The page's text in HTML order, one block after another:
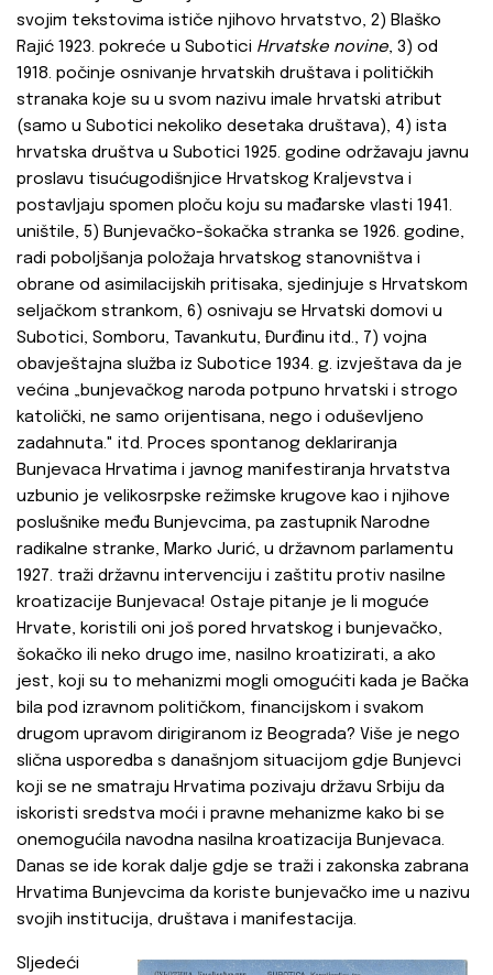
svojim tekstovima ističe njihovo hrvatstvo, 2) Blaško
Rajić 1923. pokreće u Subotici Hrvatske novine, 3) od
1918. počinje osnivanje hrvatskih društava i političkih
stranaka koje su u svom nazivu imale hrvatski atribut
(samo u Subotici nekoliko desetaka društava), 4) ista
hrvatska društva u Subotici 1925. godine održavaju javnu
proslavu tisućugodišnjice Hrvatskog Kraljevstva i
postavljaju spomen ploču koju su mađarske vlasti 1941.
uništile, 5) Bunjevačko-šokačka stranka se 1926. godine,
radi poboljšanja položaja hrvatskog stanovništva i
obrane od asimilacijskih pritisaka, sjedinjuje s Hrvatskom
seljačkom strankom, 6) osnivaju se Hrvatski domovi u
Subotici, Somboru, Tavankutu, Đurđinu itd., 7) vojna
obavještajna služba iz Subotice 1934. g. izvještava da je
većina „bunjevačkog naroda potpuno hrvatski i strogo
katolički, ne samo orijentisana, nego i oduševljeno
zadahnuta." itd. Proces spontanog deklariranja
Bunjevaca Hrvatima i javnog manifestiranja hrvatstva
uzbunio je velikosrpske režimske krugove kao i njihove
poslušnike među Bunjevcima, pa zastupnik Narodne
radikalne stranke, Marko Jurić, u državnom parlamentu
1927. traži državnu intervenciju i zaštitu protiv nasilne
kroatizacije Bunjevaca! Ostaje pitanje je li moguće
Hrvate, koristili oni još pored hrvatskog i bunjevačko,
šokačko ili neko drugo ime, nasilno kroatizirati, a ako
jest, koji su to mehanizmi mogli omogućiti kada je Bačka
bila pod izravnom političkom, financijskom i svakom
drugom upravom dirigiranom iz Beograda? Više je nego
slična usporedba s današnjom situacijom gdje Bunjevci
koji se ne smatraju Hrvatima pozivaju državu Srbiju da
iskoristi sredstva moći i pravne mehanizme kako bi se
onemogućila navodna nasilna kroatizacija Bunjevaca.
Danas se ide korak dalje gdje se traži i zakonska zabrana
Hrvatima Bunjevcima da koriste bunjevačko ime u nazivu
svojih institucija, društava i manifestacija.
Sljedeći